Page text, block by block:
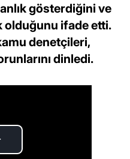
gösterdiğini ve
olduğunu ifade etti.
denetçileri,
dinledi.